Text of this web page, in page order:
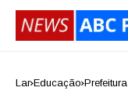
Lar Educação